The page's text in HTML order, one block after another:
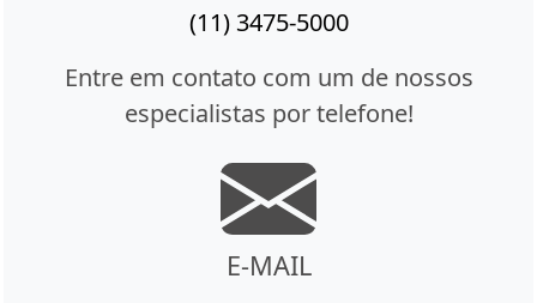
(11) 3475-5000
Entre em contato com um de nossos
especialistas por telefone!
E-MAIL